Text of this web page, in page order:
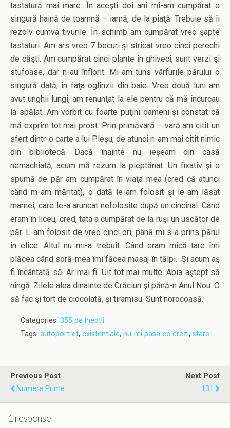
tastatură mai mare. În aceşti doi ani mi-am cumpărat o
singură haină de toamnă – iarnă, de la piaţă. Trebuie să îi
rezolv cumva tivurile. În schimb am cumpărat vreo şapte
tastaturi. Am ars vreo 7 becuri şi stricat vreo cinci perechi
de căşti. Am cumpărat cinci plante în ghiveci, sunt verzi şi
stufoase, dar n-au înflorit. Mi-am tuns vârfurile părului o
singură dată, în faţa oglinzii din baie. Vreo două luni am
avut unghii lungi, am renunţat la ele pentru că mă încurcau
la spălat. Am vorbit cu foarte puţini oameni şi constat că
mă exprim tot mai prost. Prin primăvară – vară am citit un
sfert dintr-o carte a lui Pleşu, de atunci n-am mai citit nimic
din bibliotecă. Dacă înainte nu ieşeam din casă
nemachiată, acum mă rezum la pieptănat. Un fixativ şi o
spumă de păr am cumpărat în viaţa mea (cred că atunci
când m-am măritat), o dată le-am folosit şi le-am lăsat
mamei, care le-a aruncat nefolosite după un cincinal. Când
eram în liceu, cred, tata a cumpărat de la ruşi un uscător de
păr. L-am folosit de vreo cinci ori, până mi s-a prins părul
în elice. Altul nu mi-a trebuit. Când eram mică tare îmi
plăcea când soră-mea îmi făcea masaj în tălpi. Şi acum aş
fi încântată să. Ar mai fi. Uit tot mai multe. Abia aştept să
ningă. Zilele alea dinainte de Crăciun şi pănă-n Anul Nou. O
să fac şi tort de ciocolată, şi tiramisu. Sunt norocoasă.
Categories: 355 de ineptii
Tags: autoportret, existentiale, nu-mi pasa ce crezi, stare
Previous Post
Numere Prime
Next Post
131
1 response